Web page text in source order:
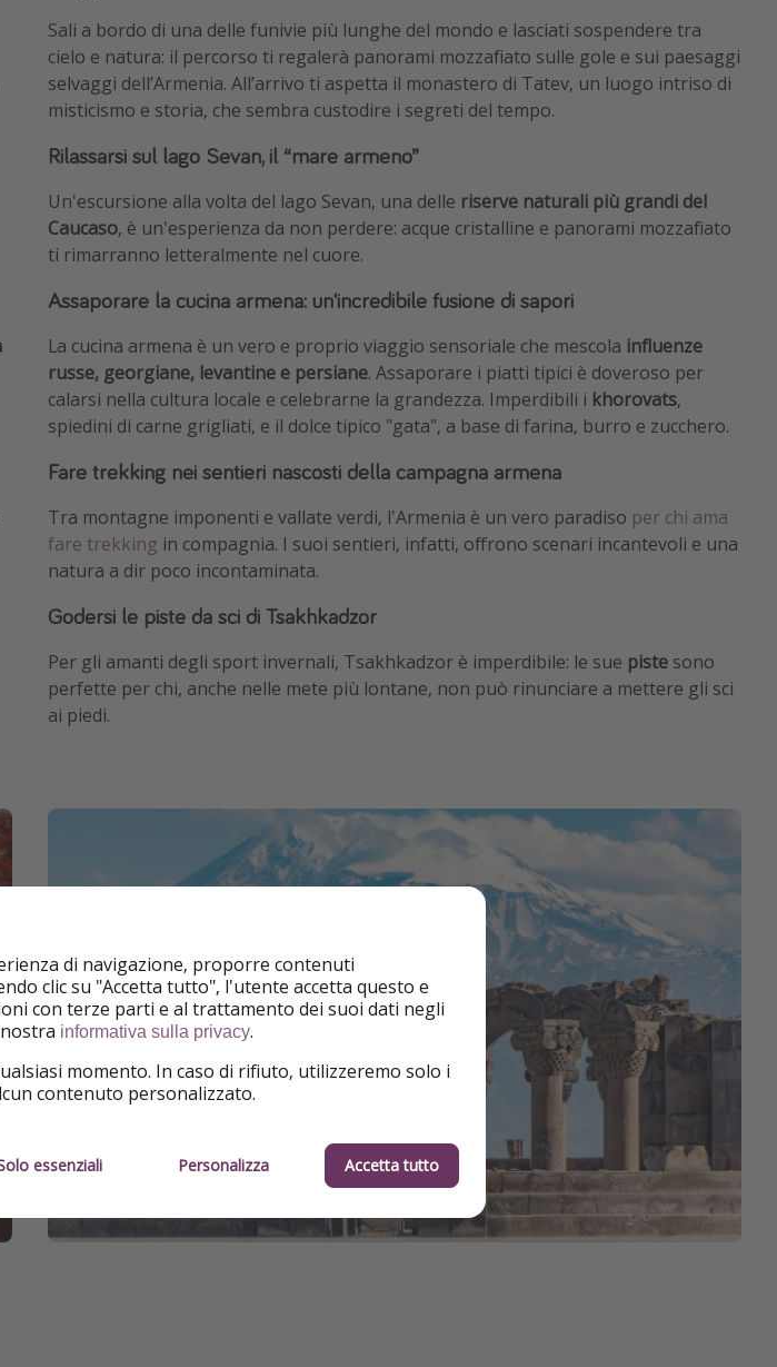
Sali a bordo di una delle funivie più lunghe del mondo e lasciati sospendere tra
cielo e natura: il percorso ti regalerà panorami mozzafiato sulle gole e sui paesaggi
selvaggi dell’Armenia. All’arrivo ti aspetta il monastero di Tatev, un luogo intriso di
misticismo e storia, che sembra custodire i segreti del tempo.
Rilassarsi sul lago Sevan, il “mare armeno”
Un'escursione alla volta del lago Sevan, una delle riserve naturali più grandi del
Caucaso, è un'esperienza da non perdere: acque cristalline e panorami mozzafiato
ti rimarranno letteralmente nel cuore.
Assaporare la cucina armena: un'incredibile fusione di sapori
La cucina armena è un vero e proprio viaggio sensoriale che mescola influenze
russe, georgiane, levantine e persiane. Assaporare i piatti tipici è doveroso per
calarsi nella cultura locale e celebrarne la grandezza. Imperdibili i khorovats,
spiedini di carne grigliati, e il dolce tipico "gata", a base di farina, burro e zucchero.
Fare trekking nei sentieri nascosti della campagna armena
Tra montagne imponenti e vallate verdi, l'Armenia è un vero paradiso per chi ama
fare trekking in compagnia. I suoi sentieri, infatti, offrono scenari incantevoli e una
natura a dir poco incontaminata.
Godersi le piste da sci di Tsakhkadzor
Per gli amanti degli sport invernali, Tsakhkadzor è imperdibile: le sue piste sono
perfette per chi, anche nelle mete più lontane, non può rinunciare a mettere gli sci
ai piedi.
di navigazione, proporre contenuti
clic su "Accetta tutto", l'utente accetta questo e
con terze parti e al trattamento dei suoi dati negli
informativa sulla privacy.
momento. In caso di rifiuto, utilizzeremo solo i
contenuto personalizzato.
essenziali Personalizza Accetta tutto